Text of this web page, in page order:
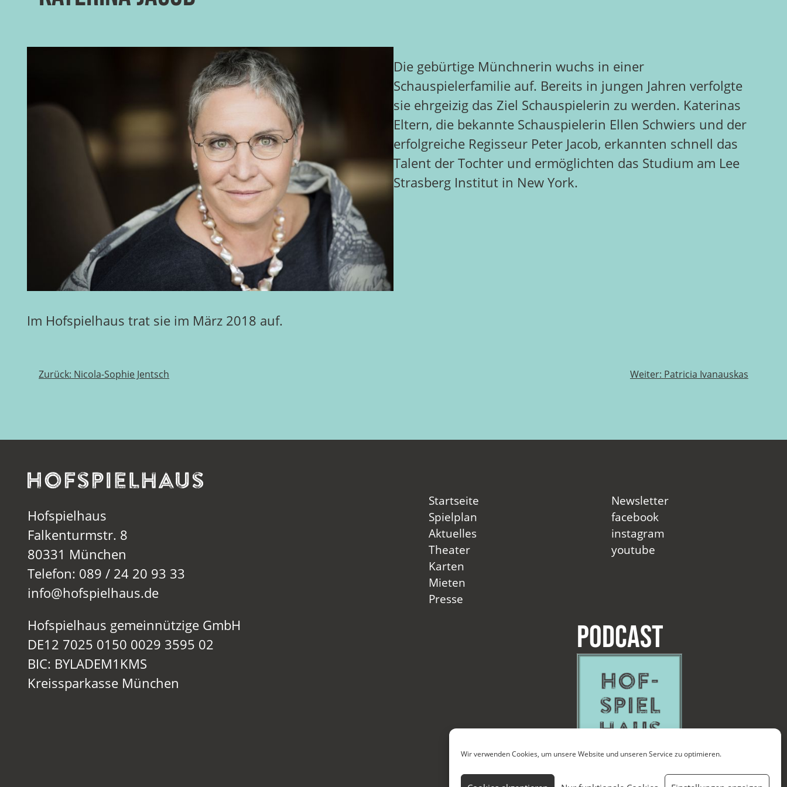
Wir verwenden Cookies, um unsere Website und unseren Service zu optimieren.
Im Hofspielhaus trat sie im März 2018 auf.
Die gebürtige Münchnerin wuchs in einer
Schauspielerfamilie auf. Bereits in jungen Jahren verfolgte
sie ehrgeizig das Ziel Schauspielerin zu werden. Katerinas
Eltern, die bekannte Schauspielerin Ellen Schwiers und der
erfolgreiche Regisseur Peter Jacob, erkannten schnell das
Talent der Tochter und ermöglichten das Studium am Lee
Strasberg Institut in New York.
Beitragsnavigation
Zurück: Nicola-Sophie Jentsch Weiter: Patricia Ivanauskas
Hofspielhaus
Falkenturmstr. 8
80331 München
Telefon: 089 / 24 20 93 33
info@hofspielhaus.de
Hofspielhaus gemeinnützige GmbH
DE12 7025 0150 0029 3595 02
BIC: BYLADEM1KMS
Kreissparkasse München
Startseite
Spielplan
Aktuelles
Theater
Karten
Mieten
Presse
Newsletter
facebook
instagram
youtube
Podcast